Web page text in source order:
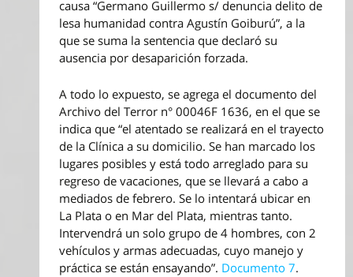
causa “Germano Guillermo s/ denuncia delito de
lesa humanidad contra Agustín Goiburú”, a la
que se suma la sentencia que declaró su
ausencia por desaparición forzada.
A todo lo expuesto, se agrega el documento del
Archivo del Terror n° 00046F 1636, en el que se
indica que “el atentado se realizará en el trayecto
de la Clínica a su domicilio. Se han marcado los
lugares posibles y está todo arreglado para su
regreso de vacaciones, que se llevará a cabo a
mediados de febrero. Se lo intentará ubicar en
La Plata o en Mar del Plata, mientras tanto.
Intervendrá un solo grupo de 4 hombres, con 2
vehículos y armas adecuadas, cuyo manejo y
práctica se están ensayando”. Documento 7.